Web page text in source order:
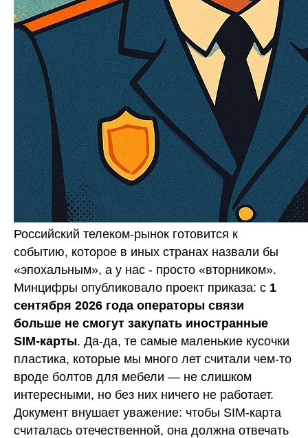
Российский телеком-рынок готовится к
событию, которое в иных странах назвали бы
«эпохальным», а у нас - просто «вторником».
Минцифры опубликовало проект приказа: с 1
сентября 2026 года операторы связи
больше не смогут закупать иностранные
SIM-карты. Да-да, те самые маленькие кусочки
пластика, которые мы много лет считали чем-то
вроде болтов для мебели — не слишком
интересными, но без них ничего не работает.
Документ внушает уважение: чтобы SIM-карта
считалась отечественной, она должна отвечать